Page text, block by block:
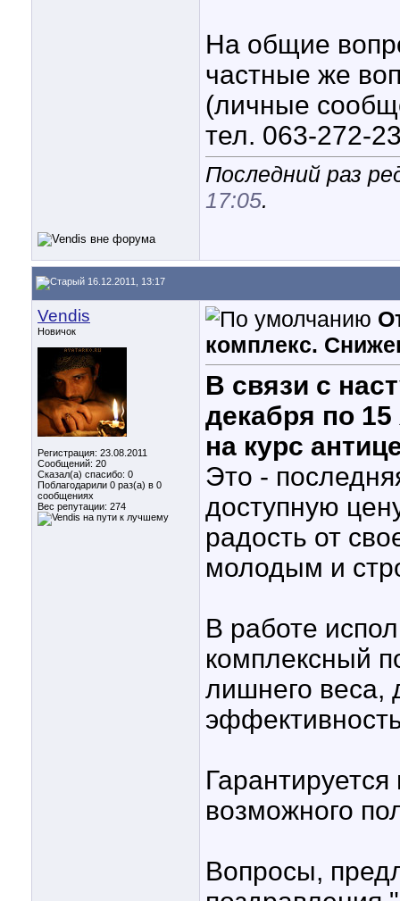
На общие
частные же
(личные
тел. 063-272-
Последний раз
17:05.
16.12.2011, 13:17
Vendis
Новичок
Регистрация: 23.08.2011
Сообщений: 20
Сказал(а) спасибо: 0
Поблагодарили 0 раз(а) в 0
сообщениях
Вес репутации: 274
комплекс.
В связи с
декабря по
на курс
Это -
доступную
радость от
молодым и
В работе
комплексный
лишнего веса,
возможного
Вопросы,